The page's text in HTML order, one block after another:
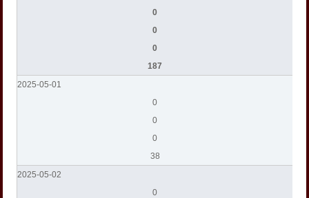
0
0
0
187
2025-05-01
0
0
0
38
2025-05-02
0